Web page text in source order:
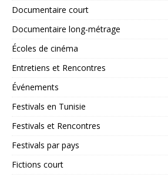
Documentaire court
Documentaire long-métrage
Écoles de cinéma
Entretiens et Rencontres
Événements
Festivals en Tunisie
Festivals et Rencontres
Festivals par pays
Fictions court